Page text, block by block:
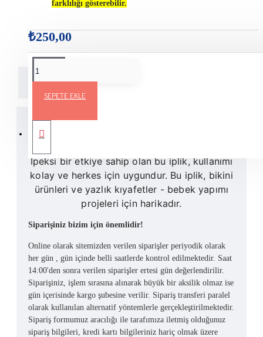
₺250,00
farklılığı gösterebilir.
SEPETE EKLE
Açıklama Teslimat Bilgileri
Bikini çantaları ve yazlık kıyafetler yapmak
İpeksi bir etkiye sahip olan bu iplik, kullanımı
kolay ve herkes için uygundur. Bu iplik, bikini
ürünleri ve yazlık kıyafetler - bebek yapımı
projeleri için harikadır.
Siparişiniz bizim için önemlidir!
Online olarak sitemizden verilen siparişler periyodik olarak
her gün , gün içinde belli saatlerde kontrol edilmektedir. Saat
14:00'den sonra verilen siparişler ertesi gün değerlendirilir.
Siparişiniz, işlem sırasına alınarak büyük bir aksilik olmaz ise
gün içerisinde kargo şubesine verilir. Sipariş transferi paralel
olarak kullanılan alternatif yöntemlerle gerçekleştirilmektedir.
Sipariş formumuz aracılığı ile tarafımıza iletmiş olduğunuz
sipariş bilgileri, kredi kartı bilgileriniz hariç olmak üzere